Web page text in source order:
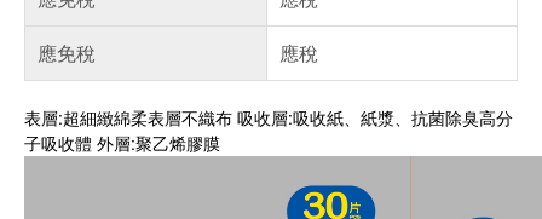
應免稅
應稅
表層:超細緻綿柔表層不織布 吸收層:吸收紙、紙漿、抗菌除臭高分
子吸收體 外層:聚乙烯膠膜